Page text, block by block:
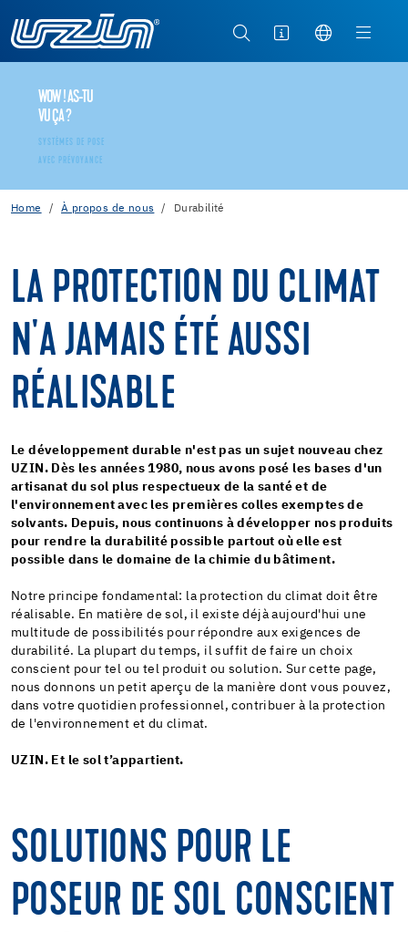
WOW ! AS-TU
VU ÇA ?
SYSTÈMES DE POSE
AVEC PRÉVOYANCE
Home À propos de nous Durabilité
LA PROTECTION DU CLIMAT
N'A JAMAIS ÉTÉ AUSSI
RÉALISABLE
Le développement durable n'est pas un sujet nouveau chez
UZIN. Dès les années 1980, nous avons posé les bases d'un
artisanat du sol plus respectueux de la santé et de
l'environnement avec les premières colles exemptes de
solvants. Depuis, nous continuons à développer nos produits
pour rendre la durabilité possible partout où elle est
possible dans le domaine de la chimie du bâtiment.
Notre principe fondamental: la protection du climat doit être
réalisable. En matière de sol, il existe déjà aujourd'hui une
multitude de possibilités pour répondre aux exigences de
durabilité. La plupart du temps, il suffit de faire un choix
conscient pour tel ou tel produit ou solution. Sur cette page,
nous donnons un petit aperçu de la manière dont vous pouvez,
dans votre quotidien professionnel, contribuer à la protection
de l'environnement et du climat.
UZIN. Et le sol t’appartient.
SOLUTIONS POUR LE
POSEUR DE SOL CONSCIENT